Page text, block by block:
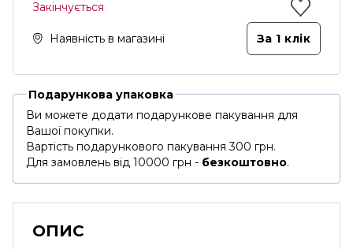
Закінчується
Наявність в магазині За 1 клiк
Подарункова упаковка
Ви можете додати подарункове пакування для
Вашої покупки.
Вартість подарункового пакування 300 грн.
Для замовлень від 10000 грн - безкоштовно.
ОПИС